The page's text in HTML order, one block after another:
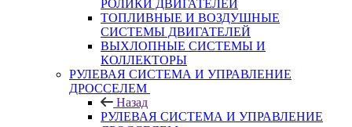
РОЛИКИ ДВИГАТЕЛЕЙ
ТОПЛИВНЫЕ И ВОЗДУШНЫЕ
СИСТЕМЫ ДВИГАТЕЛЕЙ
ВЫХЛОПНЫЕ СИСТЕМЫ И
КОЛЛЕКТОРЫ
РУЛЕВАЯ СИСТЕМА И УПРАВЛЕНИЕ
ДРОССЕЛЕМ
Назад
РУЛЕВАЯ СИСТЕМА И УПРАВЛЕНИЕ